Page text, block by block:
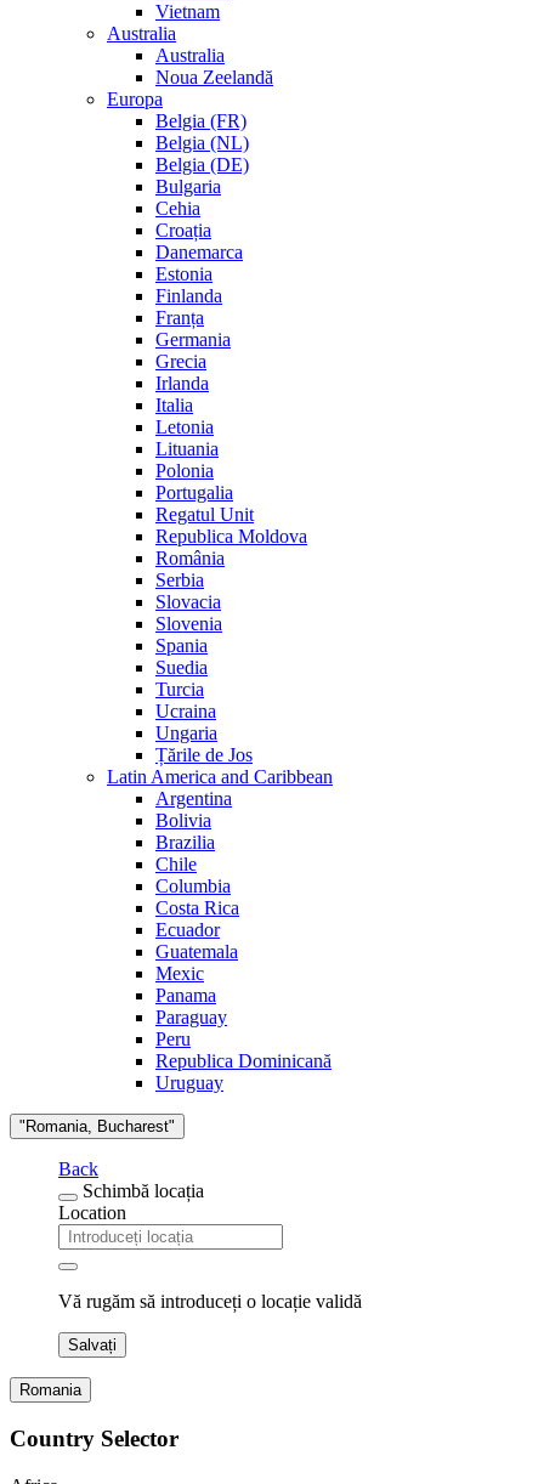
Vietnam
Australia
Australia
Noua Zeelandă
Europa
Belgia (FR)
Belgia (NL)
Belgia (DE)
Bulgaria
Cehia
Croația
Danemarca
Estonia
Finlanda
Franța
Germania
Grecia
Irlanda
Italia
Letonia
Lituania
Polonia
Portugalia
Regatul Unit
Republica Moldova
România
Serbia
Slovacia
Slovenia
Spania
Suedia
Turcia
Ucraina
Ungaria
Țările de Jos
Latin America and Caribbean
Argentina
Bolivia
Brazilia
Chile
Columbia
Costa Rica
Ecuador
Guatemala
Mexic
Panama
Paraguay
Peru
Republica Dominicană
Uruguay
"Romania, Bucharest"
Back
Schimbă locația
Location
Vă rugăm să introduceți o locație validă
Salvați
Romania
Country Selector